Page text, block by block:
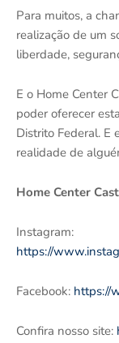
Para muitos, a
realização de um
liberdade,
E o Home Center
poder oferecer
Distrito Federal. E
realidade de
Home Center
Instagram:
https://
Facebook: https://
Confira nosso site: